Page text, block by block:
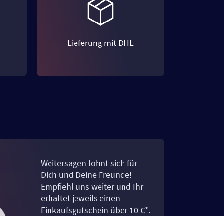
Lieferung mit DHL
Weitersagen lohnt sich für
Dich und Deine Freunde!
Empfiehl uns weiter und Ihr
erhaltet jeweils einen
Einkaufsgutschein über 10 €*.